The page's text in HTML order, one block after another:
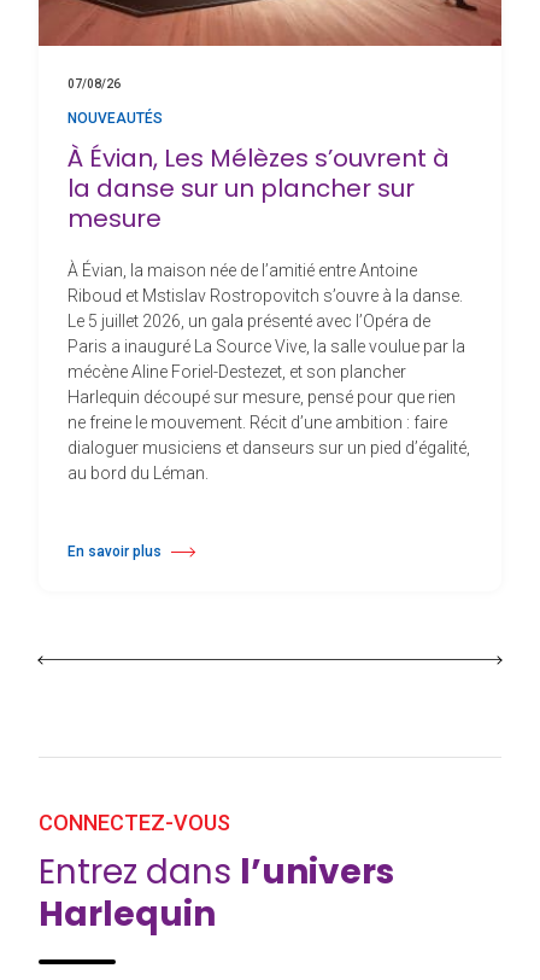
07/08/26
NOUVEAUTÉS
À Évian, Les Mélèzes s’ouvrent à
la danse sur un plancher sur
mesure
À Évian, la maison née de l’amitié entre Antoine
Riboud et Mstislav Rostropovitch s’ouvre à la danse.
Le 5 juillet 2026, un gala présenté avec l’Opéra de
Paris a inauguré La Source Vive, la salle voulue par la
mécène Aline Foriel-Destezet, et son plancher
Harlequin découpé sur mesure, pensé pour que rien
ne freine le mouvement. Récit d’une ambition : faire
dialoguer musiciens et danseurs sur un pied d’égalité,
au bord du Léman.
En savoir plus
à propos À Évian, Les Mélèzes s’ouvrent à la danse sur un plancher
CONNECTEZ-VOUS
Entrez dans l’univers
Harlequin